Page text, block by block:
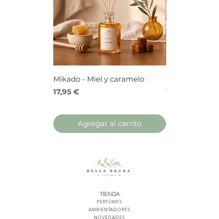
Mikado - Miel y caramelo
Precio
17,95 €
Agregar al carrito
Precio
17,95 €
TIENDA
PERFUMES
AMBIENTADORES
NOVEDADES